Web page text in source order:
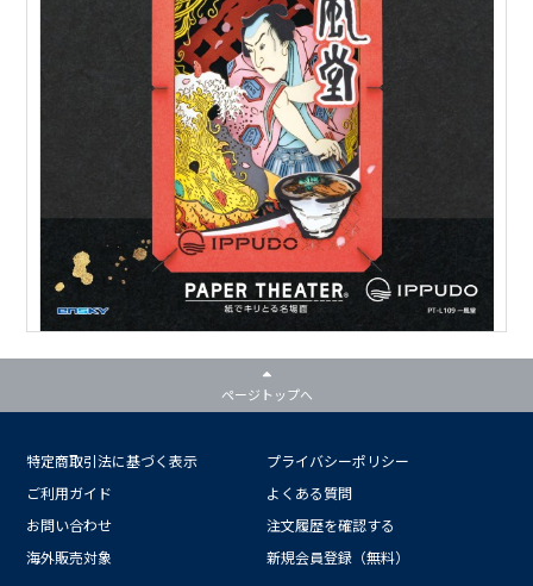
ページトップへ
特定商取引法に基づく表示
プライバシーポリシー
ご利用ガイド
よくある質問
お問い合わせ
注文履歴を確認する
海外販売対象
新規会員登録（無料）